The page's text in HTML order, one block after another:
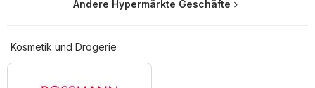
Andere Hypermärkte Geschäfte
Kosmetik und Drogerie